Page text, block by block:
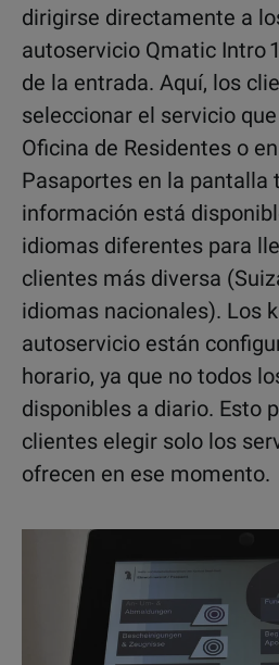
dirigirse directamente a
autoservicio Qmatic Intro
de la entrada. Aquí, los
seleccionar el servicio
Oficina de Residentes o
Pasaportes en la pantalla
información está
idiomas diferentes para
clientes más diversa
idiomas nacionales). Los
autoservicio están
horario, ya que no todos
disponibles a diario. Esto
clientes elegir solo los
ofrecen en ese momento.